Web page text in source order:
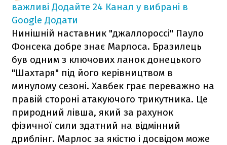
важливі Додайте 24 Канал у вибрані в
Google Додати
Нинішній наставник "джаллороссі" Пауло
Фонсека добре знає Марлоса. Бразилець
був одним з ключових ланок донецького
"Шахтаря" під його керівництвом в
минулому сезоні. Хавбек грає переважно на
правій стороні атакуючого трикутника. Це
природний лівша, який за рахунок
фізичної сили здатний на відмінний
дриблінг. Марлос за якістю і досвідом може